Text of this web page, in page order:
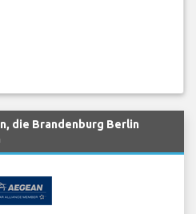
die Brandenburg Berlin